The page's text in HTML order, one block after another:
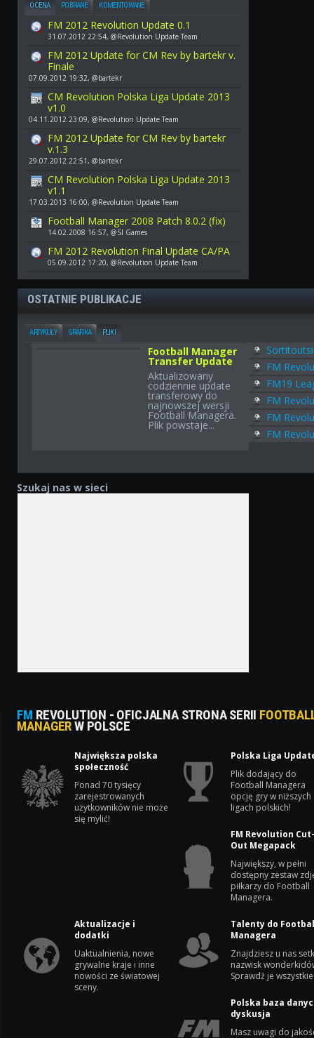
OCENA POBRANE KOMENTOWANE
FM 2012 Revolution Update 0.1
31.07.2012 22:54, @Revolution Update Team
FM 2012 Update for CM Rev by bartekr v.
Finale
07.09.2012 19:32, @bartekr
CM Revolution Polska Liga Update 2013
v1.0
04.11.2012 23:09, @Revolution Update Team
FM 2012 Update for CM Rev by bartekr
v.1.3
29.07.2012 22:51, @bartekr
CM Revolution Polska Liga Update 2013
v1.1
17.03.2013 16:00, @Revolution Update Team
Football Manager 2008 Patch 8.0.2 (fix)
14.02.2008 16:57, @SI Games
FM 2012 Revolution Final Update CA/PA
05.09.2012 17:20, @Revolution Update Team
OSTATNIE PUBLIKACJE
ARTYKUŁY GRAFIKA PLIKI
Football Manager
Transfer Update
Aktualizowany
codziennie update
transferowy do
najnowszej wersji
Football Managera.
Plik powstaje...
FM
FM19
FM
FM
FM
Szukaj nas w sieci
FM REVOLUTION - OFICJALNA STRONA SERII
MANAGERW POLSCE
Największa polska
społeczność
Ponad 70 tysięcy
zarejestrowanych
użytkowników nie może
się mylić!
Polska Liga
Plik dodający do
Football Managera
opcję gry w niższych
ligach polskich!
FM Revolution
Out Megapack
Największy, w pełni
dostępny zestaw
piłkarzy do Football
Managera.
Aktualizacje i
dodatki
Uaktualnienia, nowe
grywalne kraje i inne
nowości ze światowej
sceny.
Talenty do
Managera
Znajdziesz u nas
nazwisk
Sprawdź je
Polska baza
dyskusja
Masz uwagi do